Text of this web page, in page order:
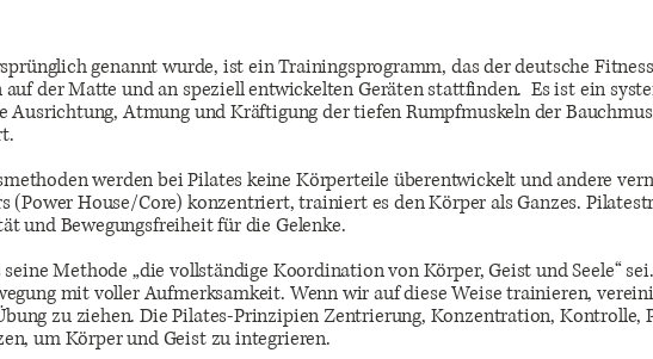
genannt wurde, ist ein Trainingsprogramm, das der deutsche
auf der Matte und an speziell entwickelten Geräten stattfinden. Es ist ein
Atmung und Kräftigung der tiefen Rumpfmuskeln der
werden bei Pilates keine Körperteile überentwickelt und andere
(Power House/Core) konzentriert, trainiert es den Körper als Ganzes.
und Bewegungsfreiheit für die Gelenke.
seine Methode „die vollständige Koordination von Körper, Geist und Seele“
mit voller Aufmerksamkeit. Wenn wir auf diese Weise trainieren,
zu ziehen. Die Pilates-Prinzipien Zentrierung, Konzentration, Kontrolle,
um Körper und Geist zu integrieren.